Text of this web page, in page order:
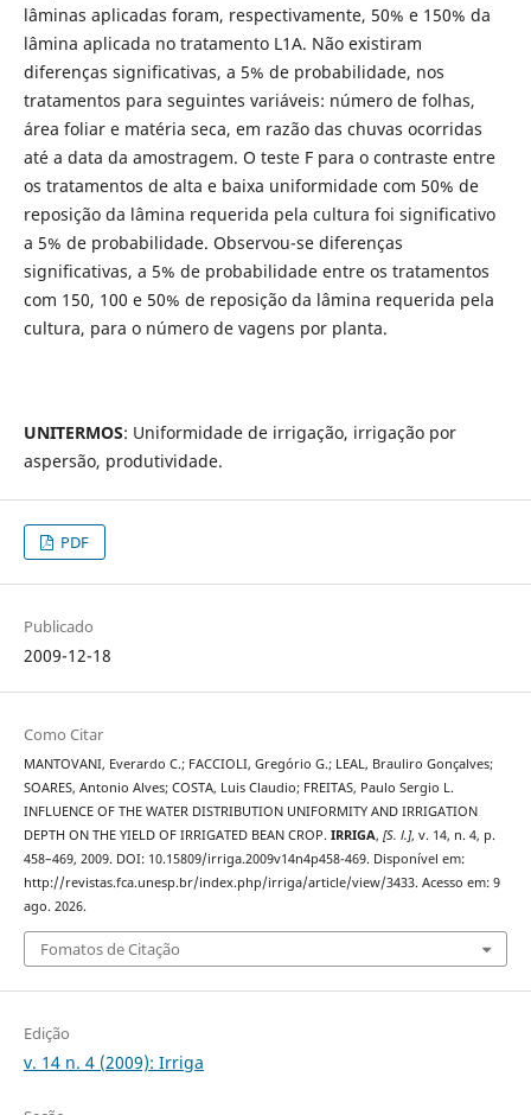
lâminas aplicadas foram, respectivamente, 50% e 150% da
lâmina aplicada no tratamento L1A. Não existiram
diferenças significativas, a 5% de probabilidade, nos
tratamentos para seguintes variáveis: número de folhas,
área foliar e matéria seca, em razão das chuvas ocorridas
até a data da amostragem. O teste F para o contraste entre
os tratamentos de alta e baixa uniformidade com 50% de
reposição da lâmina requerida pela cultura foi significativo
a 5% de probabilidade. Observou-se diferenças
significativas, a 5% de probabilidade entre os tratamentos
com 150, 100 e 50% de reposição da lâmina requerida pela
cultura, para o número de vagens por planta.
UNITERMOS: Uniformidade de irrigação, irrigação por
aspersão, produtividade.
PDF
Publicado
2009-12-18
Como Citar
MANTOVANI, Everardo C.; FACCIOLI, Gregório G.; LEAL, Brauliro Gonçalves;
SOARES, Antonio Alves; COSTA, Luis Claudio; FREITAS, Paulo Sergio L.
INFLUENCE OF THE WATER DISTRIBUTION UNIFORMITY AND IRRIGATION
DEPTH ON THE YIELD OF IRRIGATED BEAN CROP. IRRIGA, [S. l.], v. 14, n. 4, p.
458–469, 2009. DOI: 10.15809/irriga.2009v14n4p458-469. Disponível em:
http://revistas.fca.unesp.br/index.php/irriga/article/view/3433. Acesso em: 9
ago. 2026.
Fomatos de Citação
Edição
v. 14 n. 4 (2009): Irriga